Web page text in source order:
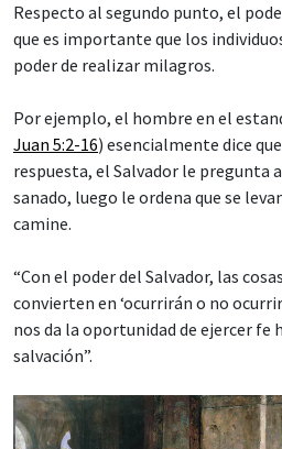
Respecto al segundo punto, el
que es importante que los
poder de realizar milagros.
Por ejemplo, el hombre en el
Juan 5:2-16) esencialmente dice
respuesta, el Salvador le pregunta
sanado, luego le ordena que se
camine.
“Con el poder del Salvador, las
convierten en ‘ocurrirán o no
nos da la oportunidad de ejercer fe
salvación”.